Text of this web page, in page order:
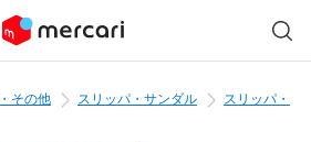
その他 スリッパ・サンダル
スリッパ・